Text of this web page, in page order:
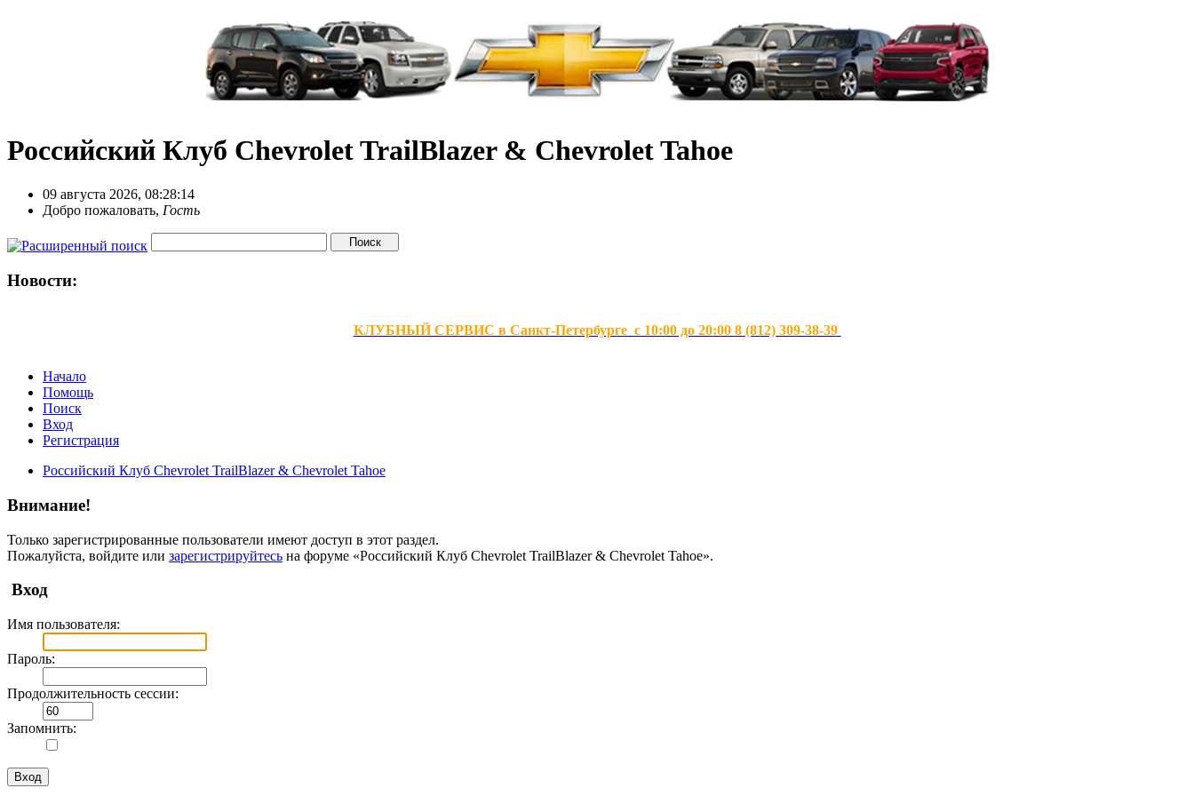
Российский Клуб Chevrolet TrailBlazer & Chevrolet Tahoe
09 августа 2026, 08:28:14
Добро пожаловать, Гость
Новости:
КЛУБНЫЙ СЕРВИС в Санкт-Петербурге с 10:00 до 20:00 8 (812) 309-38-39
Начало
Помощь
Поиск
Вход
Регистрация
Российский Клуб Chevrolet TrailBlazer & Chevrolet Tahoe
Внимание!
Только зарегистрированные пользователи имеют доступ в этот раздел.
Пожалуйста, войдите или зарегистрируйтесь на форуме «Российский Клуб Chevrolet TrailBlazer & Chevrolet Tahoe».
Вход
Имя пользователя:
Пароль:
Продолжительность сессии:
Запомнить: